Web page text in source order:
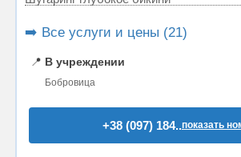
➡️ Все услуги и цены (21)
📍 В учреждении
Бобровица
+38 (097) 184..показать